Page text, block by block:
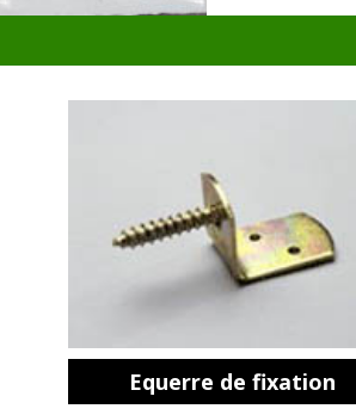
Equerre de fixation